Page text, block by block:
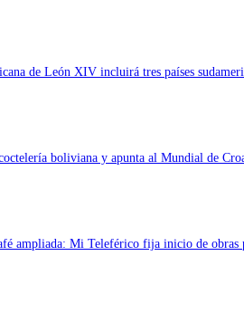
de León XIV incluirá tres países
boliviana y apunta al Mundial de
ampliada: Mi Teleférico fija inicio de obras